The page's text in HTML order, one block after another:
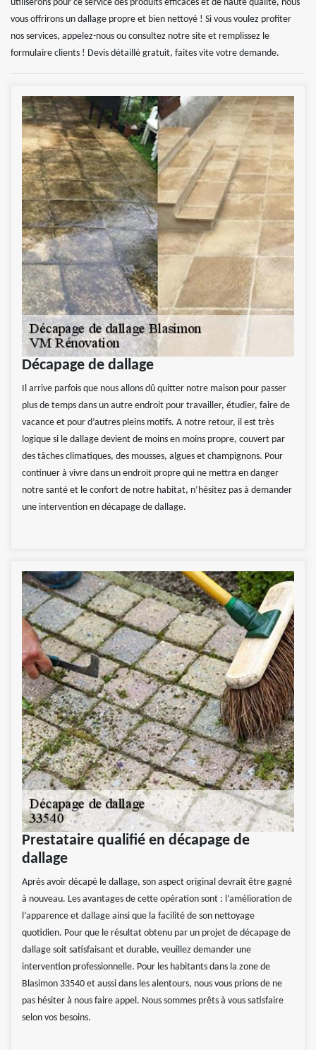
utiliserons pour ce service des produits efficaces et de haute qualité, nous
vous offrirons un dallage propre et bien nettoyé ! Si vous voulez profiter
nos services, appelez-nous ou consultez notre site et remplissez le
formulaire clients ! Devis détaillé gratuit, faites vite votre demande.
Décapage de dallage
Il arrive parfois que nous allons dû quitter notre maison pour passer
plus de temps dans un autre endroit pour travailler, étudier, faire de
vacance et pour d’autres pleins motifs. A notre retour, il est très
logique si le dallage devient de moins en moins propre, couvert par
des tâches climatiques, des mousses, algues et champignons. Pour
continuer à vivre dans un endroit propre qui ne mettra en danger
notre santé et le confort de notre habitat, n’hésitez pas à demander
une intervention en décapage de dallage.
Prestataire qualifié en décapage de
dallage
Après avoir décapé le dallage, son aspect original devrait être gagné
à nouveau. Les avantages de cette opération sont : l’amélioration de
l’apparence et dallage ainsi que la facilité de son nettoyage
quotidien. Pour que le résultat obtenu par un projet de décapage de
dallage soit satisfaisant et durable, veuillez demander une
intervention professionnelle. Pour les habitants dans la zone de
Blasimon 33540 et aussi dans les alentours, nous vous prions de ne
pas hésiter à nous faire appel. Nous sommes prêts à vous satisfaire
selon vos besoins.